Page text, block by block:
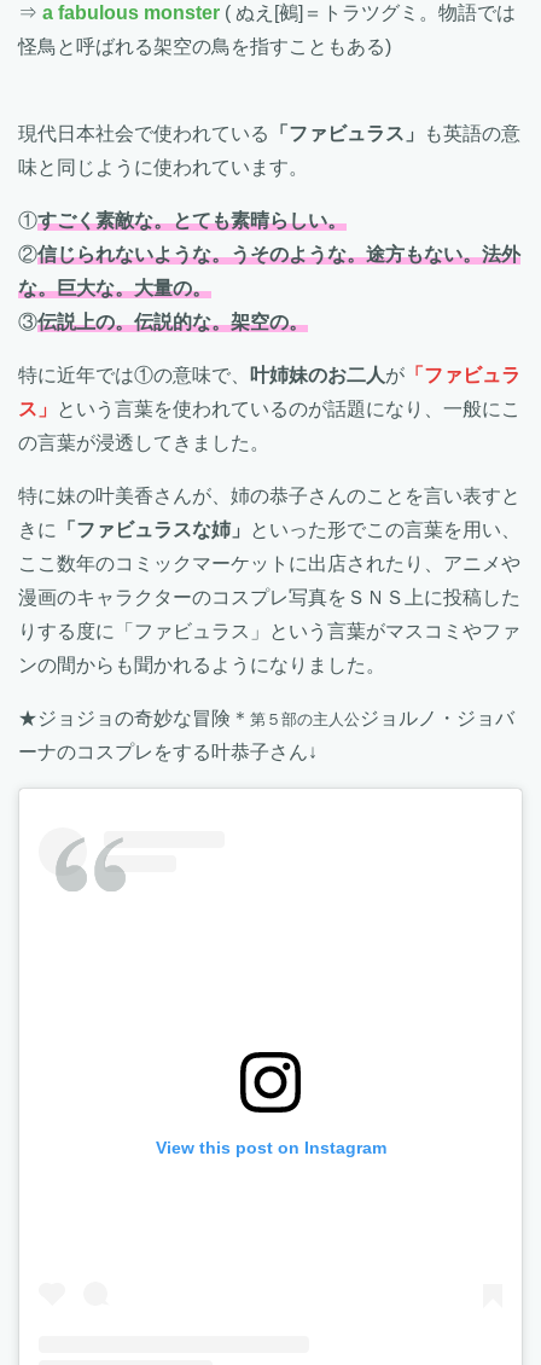
⇒ a fabulous monster ( ぬえ[鵺]＝トラツグミ。物語では
怪鳥と呼ばれる架空の鳥を指すこともある)
現代日本社会で使われている 「ファビュラス」
も英語の意
味と同じように使われています。
①すごく素敵な。とても素晴らしい。
②信じられないような。うそのような。途方もない。法外
な。巨大な。大量の。
③伝説上の。伝説的な。架空の。
特に近年では①の意味で、 叶姉妹のお二人が 「ファビュラ
ス」
という言葉を使われているのが話題になり、一般にこ
の言葉が浸透してきました。
特に妹の叶美香さんが、姉の恭子さんのことを言い表すと
きに
「ファビュラスな姉」
といった形でこの言葉を用い、
ここ数年のコミックマーケットに出店されたり、アニメや
漫画のキャラクターのコスプレ写真をＳＮＳ上に投稿した
りする度に「ファビュラス」という言葉がマスコミやファ
ンの間からも聞かれるようになりました。
★ジョジョの奇妙な冒険＊ 第５部の主人公ジョルノ・ジョバ
ーナのコスプレをする叶恭子さん↓
View this post on Instagram